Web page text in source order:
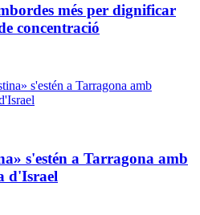
més per dignificar
concentració
s'estén a Tarragona amb
d'Israel